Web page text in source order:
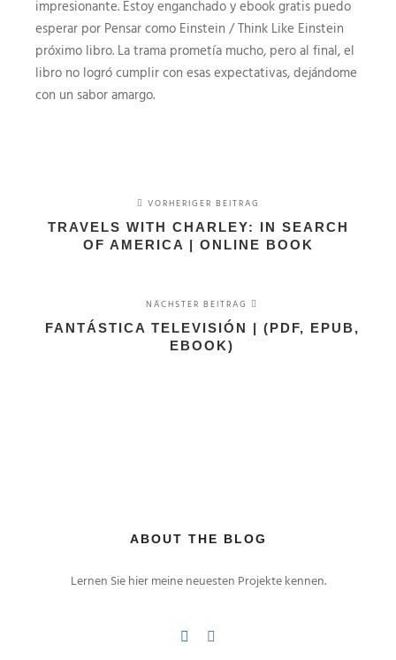
impresionante. Estoy enganchado y ebook gratis puedo
esperar por Pensar como Einstein / Think Like Einstein
próximo libro. La trama prometía mucho, pero al final, el
libro no logró cumplir con esas expectativas, dejándome
con un sabor amargo.
VORHERIGER BEITRAG
TRAVELS WITH CHARLEY: IN SEARCH
OF AMERICA | ONLINE BOOK
NÄCHSTER BEITRAG
FANTÁSTICA TELEVISIÓN | (PDF, EPUB,
EBOOK)
ABOUT THE BLOG
Lernen Sie hier meine neuesten Projekte kennen.